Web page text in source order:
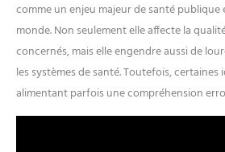
comme un enjeu majeur de santé publique
monde. Non seulement elle affecte la
concernés, mais elle engendre aussi de
les systèmes de santé. Toutefois,
alimentant parfois une compréhension